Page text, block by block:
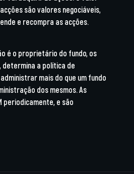
são valores negociáveis,
e recompra as acções.
é o proprietário do fundo, os
determina a política de
mais do que um fundo
dos mesmos. As
periodicamente, e são